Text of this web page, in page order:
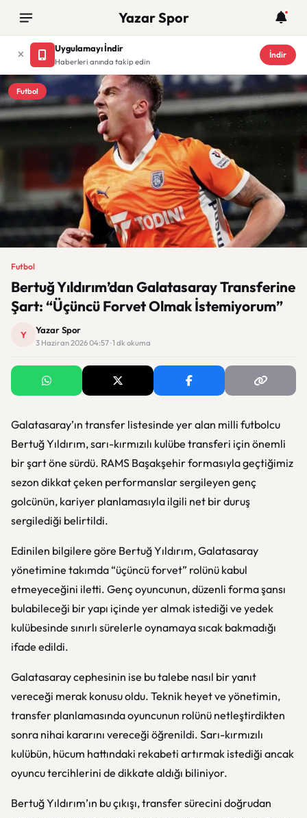
Yazar Spor
Uygulamayı İndir
Haberleri anında takip edin
İndir
Futbol
Futbol
Bertuğ Yıldırım’dan Galatasaray Transferine
Şart: “Üçüncü Forvet Olmak İstemiyorum”
Y Yazar Spor
3 Haziran 2026 04:57 · 1 dk okuma
Galatasaray’ın transfer listesinde yer alan milli futbolcu
Bertuğ Yıldırım, sarı-kırmızılı kulübe transferi için önemli
bir şart öne sürdü. RAMS Başakşehir formasıyla geçtiğimiz
sezon dikkat çeken performanslar sergileyen genç
golcünün, kariyer planlamasıyla ilgili net bir duruş
sergilediği belirtildi.
Edinilen bilgilere göre Bertuğ Yıldırım, Galatasaray
yönetimine takımda “üçüncü forvet” rolünü kabul
etmeyeceğini iletti. Genç oyuncunun, düzenli forma şansı
bulabileceği bir yapı içinde yer almak istediği ve yedek
kulübesinde sınırlı sürelerle oynamaya sıcak bakmadığı
ifade edildi.
Galatasaray cephesinin ise bu talebe nasıl bir yanıt
vereceği merak konusu oldu. Teknik heyet ve yönetimin,
transfer planlamasında oyuncunun rolünü netleştirdikten
sonra nihai kararını vereceği öğrenildi. Sarı-kırmızılı
kulübün, hücum hattındaki rekabeti artırmak istediği ancak
oyuncu tercihlerini de dikkate aldığı biliniyor.
Bertuğ Yıldırım’ın bu çıkışı, transfer sürecini doğrudan